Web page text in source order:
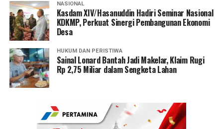
NASIONAL
Kasdam XIV/Hasanuddin Hadiri Seminar Nasional
KDKMP, Perkuat Sinergi Pembangunan Ekonomi
Desa
HUKUM DAN PERISTIWA
Sainal Lonard Bantah Jadi Makelar, Klaim Rugi
Rp 2,75 Miliar dalam Sengketa Lahan